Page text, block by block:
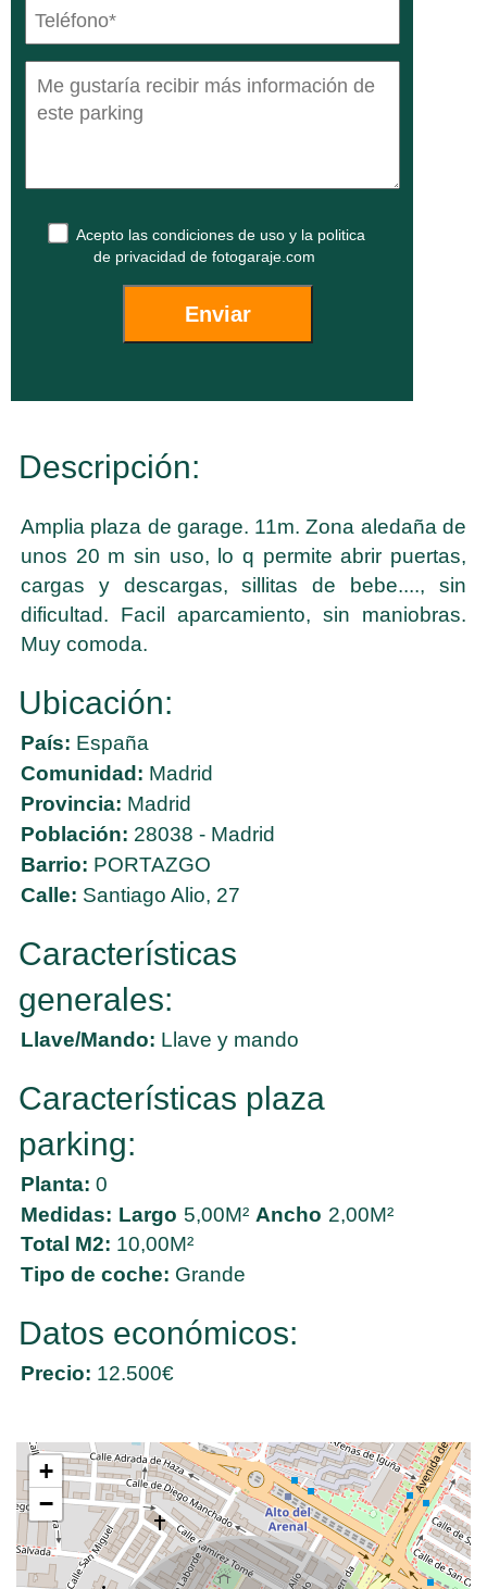
Acepto las condiciones de uso y la politica
de privacidad de fotogaraje.com
Descripción:
Amplia plaza de garage. 11m. Zona aledaña de
unos 20 m sin uso, lo q permite abrir puertas,
cargas y descargas, sillitas de bebe...., sin
dificultad. Facil aparcamiento, sin maniobras.
Muy comoda.
Ubicación:
País: España
Comunidad: Madrid
Provincia: Madrid
Población: 28038 - Madrid
Barrio: PORTAZGO
Calle: Santiago Alio, 27
Características
generales:
Llave/Mando: Llave y mando
Características plaza
parking:
Planta: 0
Medidas: Largo 5,00M² Ancho 2,00M²
Total M2: 10,00M²
Tipo de coche: Grande
Datos económicos:
Precio: 12.500€
+
−